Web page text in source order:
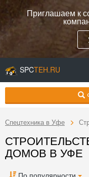
Приглашаем к
SPCTEH.RU
Спецтехника в Уфе
ДОМОВ В УФЕ
По популярности